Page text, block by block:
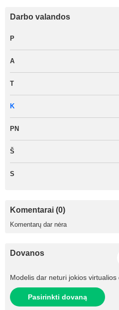
Darbo valandos
P
A
T
K
PN
Š
S
Komentarai (0)
Komentarų dar nėra
Dovanos
Modelis dar neturi jokios
Pasirinkti dovaną